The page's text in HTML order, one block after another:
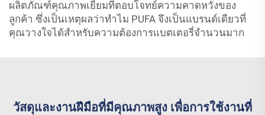
ผลิตภัณฑ์คุณภาพเยี่ยมที่ตอบโจทย์ความคาดหวังของ
ลูกค้า ซึ่งเป็นเหตุผลว่าทำไม PUFA จึงเป็นแบรนด์เดียวที่
คุณวางใจได้สำหรับความต้องการแบตเตอรี่จำนวนมาก
วัสดุและงานฝีมือที่มีคุณภาพสูง เพื่อการใช้งานที่